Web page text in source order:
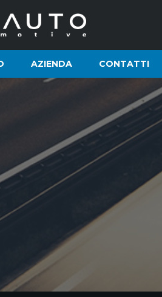
AZIENDA CONTATTI